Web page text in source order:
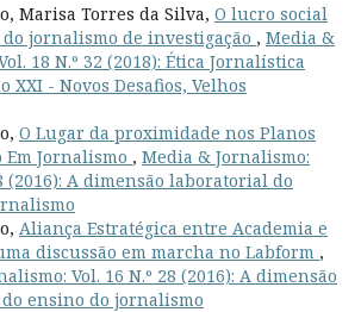
Marisa Torres da Silva, O lucro social
jornalismo de investigação , Media &
18 N.º 32 (2018): Ética Jornalística
XXI - Novos Desafios, Velhos
O Lugar da proximidade nos Planos
Em Jornalismo , Media & Jornalismo:
(2016): A dimensão laboratorial do
Aliança Estratégica entre Academia e
discussão em marcha no Labform ,
Vol. 16 N.º 28 (2016): A dimensão
ensino do jornalismo